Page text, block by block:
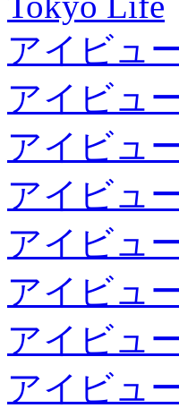
アイビュ
アイビュ
アイビュ
アイビュ
アイビュ
アイビュ
アイビュ
アイビュ